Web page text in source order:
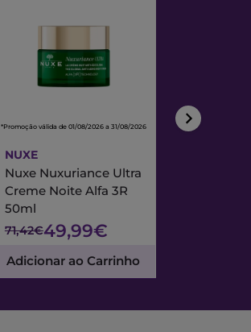
*Promoção válida de 01/08/2026 a 31/08/2026
NUXE
Nuxe Nuxuriance Ultra
Creme Noite Alfa 3R
50ml
71,42€49,99€
Adicionar ao Carrinho
*Promoção válida